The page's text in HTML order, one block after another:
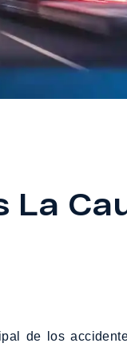
La
de los